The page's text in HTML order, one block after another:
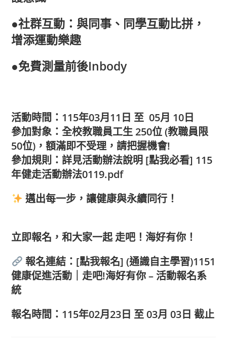
●社群互動 ：與同事、同學互動比拼，
增添運動樂趣
●免費測量前後Inbody
活動時間 ：115年03月11日 至 05月 10日
參加對象 ：全校教職員工生 250位 (教職員限
50位)，額滿即不受理，請把握機會!
參加規則 ：詳見活動辦法說明 [點我必看] 115
年健走活動辦法0119.pdf
邁出每一步，讓健康與永續同行！
立即報名，和大家一起走吧！海好有你 ！
報名連結 ： [點我報名] (通識自主學習)1151
健康促進活動｜走吧!海好有你 – 活動報名系
統
報名時間：115年02月23日 至 03月 03日 截止